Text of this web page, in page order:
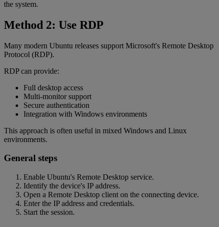
the system.
Method 2: Use RDP
Many modern Ubuntu releases support Microsoft's Remote Desktop
Protocol (RDP).
RDP can provide:
Full desktop access
Multi-monitor support
Secure authentication
Integration with Windows environments
This approach is often useful in mixed Windows and Linux
environments.
General steps
Enable Ubuntu's Remote Desktop service.
Identify the device's IP address.
Open a Remote Desktop client on the connecting device.
Enter the IP address and credentials.
Start the session.